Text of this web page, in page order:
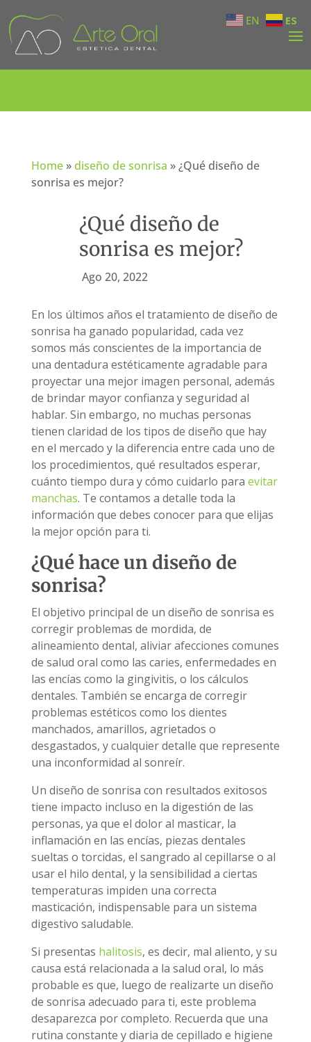
Home»diseño de sonrisa »¿Qué diseño de
sonrisa es mejor?
¿Qué diseño de
sonrisa es mejor?
Ago 20, 2022
En los últimos años el tratamiento de diseño de
sonrisa ha ganado popularidad, cada vez
somos más conscientes de la importancia de
una dentadura estéticamente agradable para
proyectar una mejor imagen personal, además
de brindar mayor confianza y seguridad al
hablar. Sin embargo, no muchas personas
tienen claridad de los tipos de diseño que hay
en el mercado y la diferencia entre cada uno de
los procedimientos, qué resultados esperar,
cuánto tiempo dura y cómo cuidarlo para evitar
manchas. Te contamos a detalle toda la
información que debes conocer para que elijas
la mejor opción para ti.
¿Qué hace un diseño de
sonrisa?
El objetivo principal de un diseño de sonrisa es
corregir problemas de mordida, de
alineamiento dental, aliviar afecciones comunes
de salud oral como las caries, enfermedades en
las encías como la gingivitis, o los cálculos
dentales. También se encarga de corregir
problemas estéticos como los dientes
manchados, amarillos, agrietados o
desgastados, y cualquier detalle que represente
una inconformidad al sonreír.
Un diseño de sonrisa con resultados exitosos
tiene impacto incluso en la digestión de las
personas, ya que el dolor al masticar, la
inflamación en las encías, piezas dentales
sueltas o torcidas, el sangrado al cepillarse o al
usar el hilo dental, y la sensibilidad a ciertas
temperaturas impiden una correcta
masticación, indispensable para un sistema
digestivo saludable.
Si presentas halitosis, es decir, mal aliento, y su
causa está relacionada a la salud oral, lo más
probable es que, luego de realizarte un diseño
de sonrisa adecuado para ti, este problema
desaparezca por completo. Recuerda que una
rutina constante y diaria de cepillado e higiene
EN ES